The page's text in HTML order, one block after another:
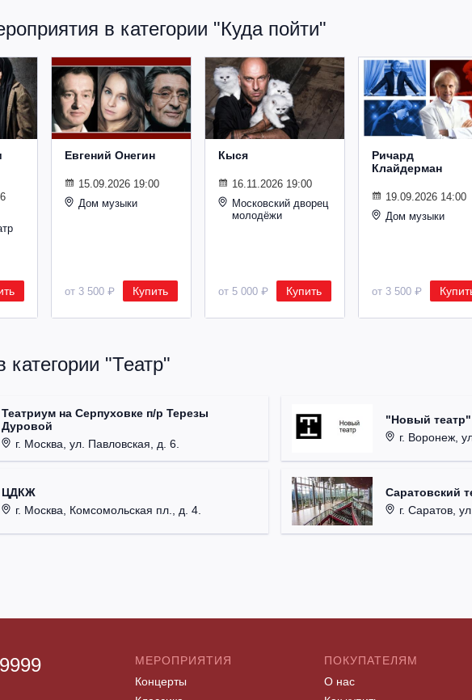
в категории "Куда пойти"
Евгений Онегин
15.09.2026 19:00
Дом музыки
от 3 500 ₽ Купить
Кыся
16.11.2026 19:00
Московский дворец
молодёжи
от 5 000 ₽ Купить
Ричард
Клайдерман
19.09.2026 14:00
Дом музыки
от 3 500 ₽
"Театр"
Театриум на Серпуховке п/р Терезы
Дуровой
г. Москва, ул. Павловская, д. 6.
ЦДКЖ
г. Москва, Комсомольская пл., д. 4.
"Новый
г. Воронеж,
Саратовский
г. Саратов,
МЕРОПРИЯТИЯ
Концерты
ПОКУПАТЕЛЯМ
О нас